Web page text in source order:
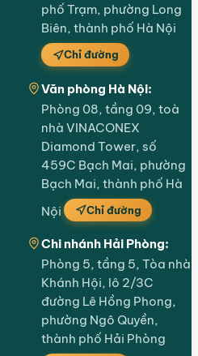
phố Trạm, phường Long
Biên, thành phố Hà Nội
Chỉ đường
Văn phòng Hà Nội:
Phòng 08, tầng 09, toà
nhà VINACONEX
Diamond Tower, số
459C Bạch Mai, phường
Bạch Mai, thành phố Hà
Nội
Chỉ đường
Chi nhánh Hải Phòng:
Phòng 5, tầng 5, Tòa nhà
Khánh Hội, lô 2/3C
đường Lê Hồng Phong,
phường Ngô Quyền,
thành phố Hải Phòng